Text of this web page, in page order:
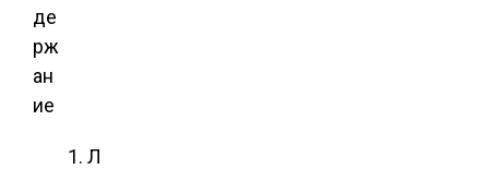
де
рж
ан
ие
Л